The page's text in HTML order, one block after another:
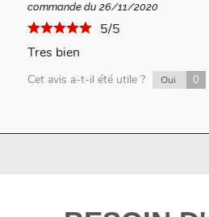
commande du 26/11/2020
5/5
Tres bien
Cet avis a-t-il été utile ? Oui 0